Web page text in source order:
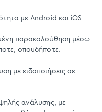
με Android και iOS
παρακολούθηση μέσω
οπουδήποτε.
με ειδοποιήσεις σε
ανάλυσης, με